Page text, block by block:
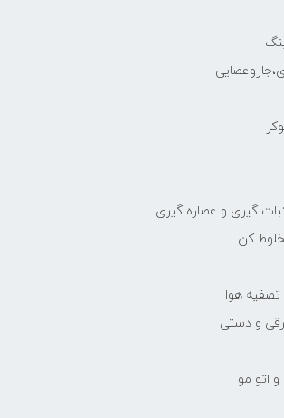
گیری و عصاره گیری
کن
هوا
و دستی
اتو مو